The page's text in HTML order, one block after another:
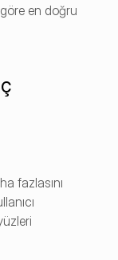
en doğru
fazlasını